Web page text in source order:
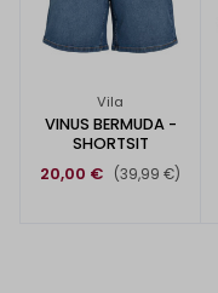
Vila
VINUS BERMUDA -
SHORTSIT
20,00 €
(39,99 €)